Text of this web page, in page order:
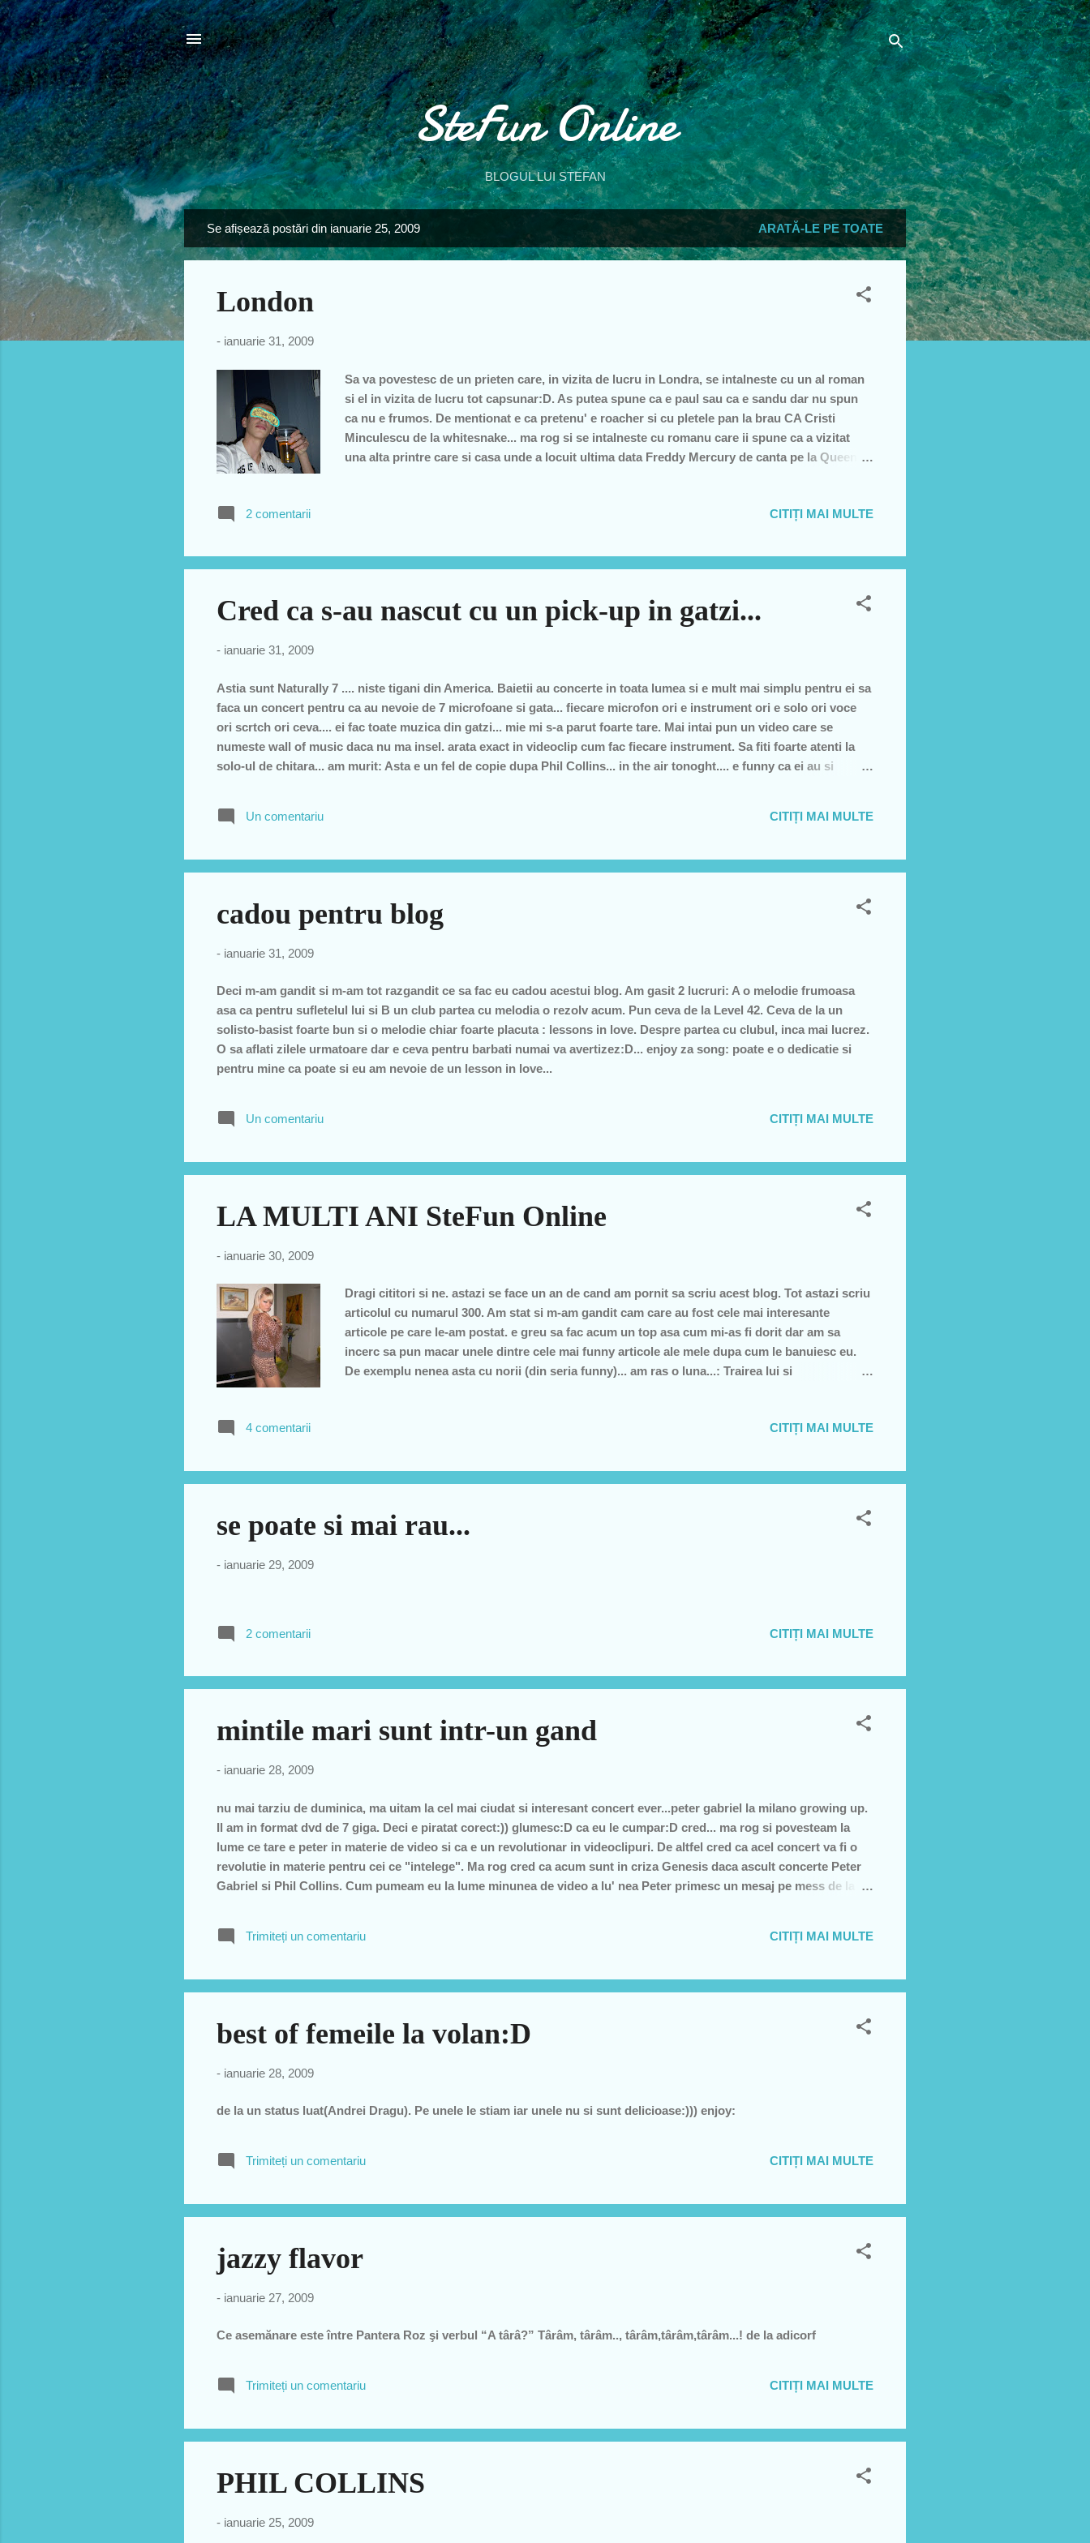
Treceți la conținutul principal
SteFun Online
BLOGUL LUI STEFAN
o
Se afișează postări din ianuarie 25, 2009 ARATĂ-LE PE TOATE
London
- ianuarie 31, 2009
Sa va povestesc de un prieten care, in vizita de lucru in Londra, se intalneste cu un al roman
si el in vizita de lucru tot capsunar:D. As putea spune ca e paul sau ca e sandu dar nu spun
ca nu e frumos. De mentionat e ca pretenu' e roacher si cu pletele pan la brau CA Cristi
Minculescu de la whitesnake... ma rog si se intalneste cu romanu care ii spune ca a vizitat
una alta printre care si casa unde a locuit ultima data Freddy Mercury de canta pe la Queen. la
aproape 20 de ani... la care pretenu isi da seama de gafa si ghiciti cum vrea el sa o dreaga?
ca si-o tragea cu iubita lui Vasile... Era gayyyy... ce familie? ce nevasta? offf a dres rahatu de l-
a facut ...
2 comentarii CITIȚI MAI MULTE
Cred ca s-au nascut cu un pick-up in gatzi...
- ianuarie 31, 2009
Astia sunt Naturally 7 .... niste tigani din America. Baietii au concerte in toata lumea si e mult mai simplu pentru ei sa
faca un concert pentru ca au nevoie de 7 microfoane si gata... fiecare microfon ori e instrument ori e solo ori voce
ori scrtch ori ceva.... ei fac toate muzica din gatzi... mie mi s-a parut foarte tare. Mai intai pun un video care se
numeste wall of music daca nu ma insel. arata exact in videoclip cum fac fiecare instrument. Sa fiti foarte atenti la
solo-ul de chitara... am murit: Asta e un fel de copie dupa Phil Collins... in the air tonoght.... e funny ca ei au si
Un comentariu
CITIȚI MAI MULTE
cadou pentru blog
- ianuarie 31, 2009
Deci m-am gandit si m-am tot razgandit ce sa fac eu cadou acestui blog. Am gasit 2 lucruri: A o melodie frumoasa
asa ca pentru sufletelul lui si B un club partea cu melodia o rezolv acum. Pun ceva de la Level 42. Ceva de la un
solisto-basist foarte bun si o melodie chiar foarte placuta : lessons in love. Despre partea cu clubul, inca mai lucrez.
O sa aflati zilele urmatoare dar e ceva pentru barbati numai va avertizez:D... enjoy za song: poate e o dedicatie si
pentru mine ca poate si eu am nevoie de un lesson in love...
Un comentariu CITIȚI MAI MULTE
LA MULTI ANI SteFun Online
- ianuarie 30, 2009
Dragi cititori si ne. astazi se face un an de cand am pornit sa scriu acest blog. Tot astazi scriu
articolul cu numarul 300. Am stat si m-am gandit cam care au fost cele mai interesante
articole pe care le-am postat. e greu sa fac acum un top asa cum mi-as fi dorit dar am sa
incerc sa pun macar unele dintre cele mai funny articole ale mele dupa cum le banuiesc eu.
De exemplu nenea asta cu norii (din seria funny)... am ras o luna...: Trairea lui si
vazut si la tzintzi dar e genial... Doamne IIsuse asta este Presedintele Consiliului Judetean
reporterita a gresit dupa parerea mea:))) nu e din Romania dar se potriveste:d revin cu
altii..cu tv neptun:))) Sa nu uitam d articolele "pitzi-poanca" episodul: ...
4 comentarii CITIȚI MAI MULTE
se poate si mai rau...
- ianuarie 29, 2009
2 comentarii CITIȚI MAI MULTE
mintile mari sunt intr-un gand
- ianuarie 28, 2009
nu mai tarziu de duminica, ma uitam la cel mai ciudat si interesant concert ever...peter gabriel la milano growing up.
Il am in format dvd de 7 giga. Deci e piratat corect:)) glumesc:D ca eu le cumpar:D cred... ma rog si povesteam la
lume ce tare e peter in materie de video si ca e un revolutionar in videoclipuri. De altfel cred ca acel concert va fi o
revolutie in materie pentru cei ce "intelege". Ma rog cred ca acum sunt in criza Genesis daca ascult concerte Peter
Gabriel si Phil Collins. Cum pumeam eu la lume minunea de video a lu' nea Peter primesc un mesaj pe mess de la
Trimiteți un comentariu
CITIȚI MAI MULTE
best of femeile la volan:D
- ianuarie 28, 2009
de la un status luat(Andrei Dragu). Pe unele le stiam iar unele nu si sunt delicioase:))) enjoy:
Trimiteți un comentariu CITIȚI MAI MULTE
jazzy flavor
- ianuarie 27, 2009
Ce asemănare este între Pantera Roz şi verbul “A târâ?” Târâm, târâm.., târâm,târâm,târâm...! de la adicorf
Trimiteți un comentariu CITIȚI MAI MULTE
PHIL COLLINS
- ianuarie 25, 2009